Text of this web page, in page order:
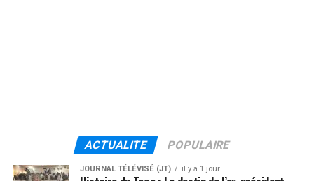
ACTUALITE POPULAIRE
JOURNAL TÉLÉVISÉ (JT) il y a 1 jour